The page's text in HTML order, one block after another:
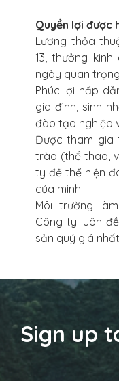
Quyền lợi được
Lương thỏa
13, thưởng
ngày quan
Phúc lợi hấp
gia đình, sinh
đào tạo nghiệp
Được tham gia
trào (thể thao,
ty để thể hiện
của mình.
Môi trường
Công ty luôn
sản quý giá
Sign up